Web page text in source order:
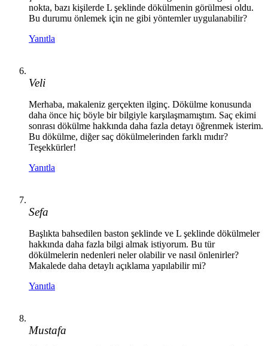
nokta, bazı kişilerde L şeklinde dökülmenin görülmesi oldu.
Bu durumu önlemek için ne gibi yöntemler uygulanabilir?
Yanıtla
Veli
Merhaba, makaleniz gerçekten ilginç. Dökülme konusunda
daha önce hiç böyle bir bilgiyle karşılaşmamıştım. Saç ekimi
sonrası dökülme hakkında daha fazla detayı öğrenmek isterim.
Bu dökülme, diğer saç dökülmelerinden farklı mıdır?
Teşekkürler!
Yanıtla
Sefa
Başlıkta bahsedilen baston şeklinde ve L şeklinde dökülmeler
hakkında daha fazla bilgi almak istiyorum. Bu tür
dökülmelerin nedenleri neler olabilir ve nasıl önlenirler?
Makalede daha detaylı açıklama yapılabilir mi?
Yanıtla
Mustafa